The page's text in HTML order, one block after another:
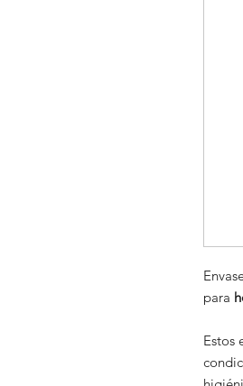
para
Estos